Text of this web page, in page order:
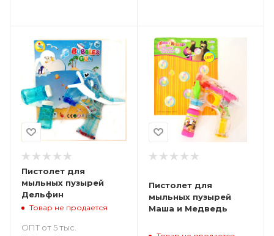
Пистолет для
мыльных пузырей
Дельфин
Товар не продается
ОПТ от 5 тыс.
Пистолет для
мыльных пузырей
Маша и Медведь